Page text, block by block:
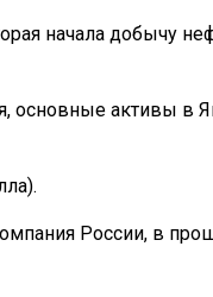
начала добычу
основные активы в
России, в